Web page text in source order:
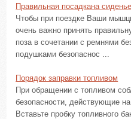
Правильная посадкана сиденье
Чтобы при поездке Ваши
очень важно принять
поза в сочетании с ремнями
подушками безопаснос ...
Порядок заправки топливом
При обращении с топливом
безопасности, действующие
Вставьте пробку топливного